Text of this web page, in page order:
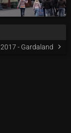
2017 - Gardaland